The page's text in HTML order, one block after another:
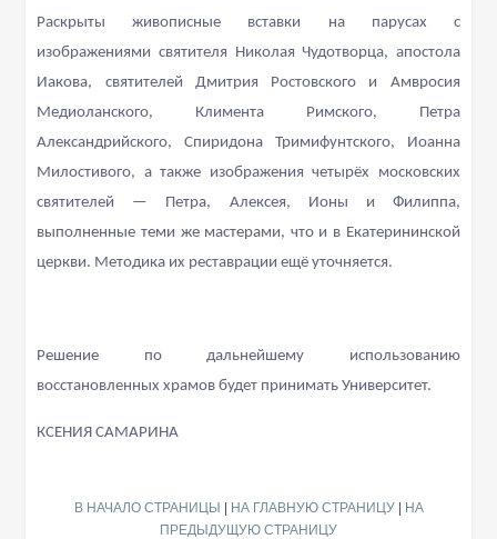
Раскрыты живописные вставки на парусах с
изображениями святителя Николая Чудотворца, апостола
Иакова, святителей Дмитрия Ростовского и Амвросия
Медиоланского, Климента Римского, Петра
Александрийского, Спиридона Тримифунтского, Иоанна
Милостивого, а также изображения четырёх московских
святителей — Петра, Алексея, Ионы и Филиппа,
выполненные теми же мастерами, что и в Екатерининской
церкви. Методика их реставрации ещё уточняется.
Решение по дальнейшему использованию
восстановленных храмов будет принимать Университет.
КСЕНИЯ САМАРИНА
В НАЧАЛО СТРАНИЦЫ НА ГЛАВНУЮ СТРАНИЦУ|
НА
ПРЕДЫДУЩУЮ СТРАНИЦУ